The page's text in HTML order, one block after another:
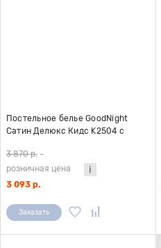
Постельное белье GoodNight
Сатин Делюкс Кидс K2504 с
3 870 р. -
розничная цена
3 093 р.
Заказать